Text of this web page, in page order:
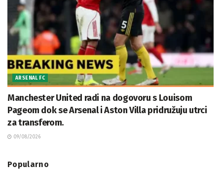
ARSENAL FC
Manchester United radi na dogovoru s Louisom
Pageom dok se Arsenal i Aston Villa pridružuju utrci
za transferom.
09/08/2026
Popularno